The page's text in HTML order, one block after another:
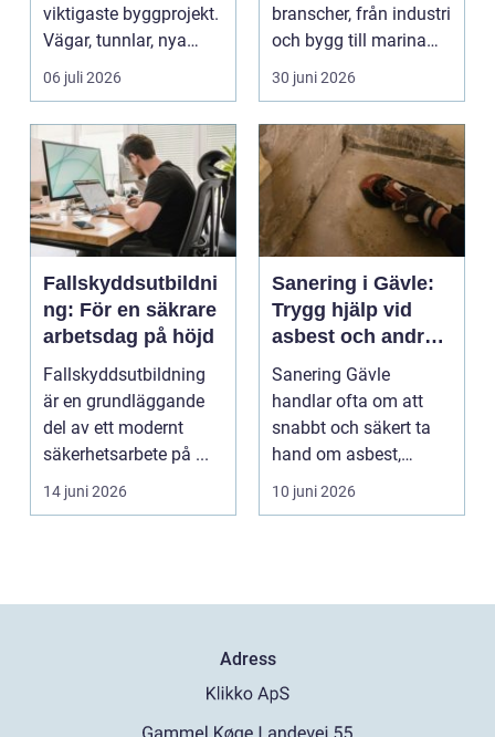
viktigaste byggprojekt.
Vägar, tunnlar, nya
bostadsområden och
06 juli 2026
branscher, från industri
och bygg till marina
miljöer oc...
30 juni 2026
Fallskyddsutbildni
ng: För en säkrare
arbetsdag på höjd
Fallskyddsutbildning
är en grundläggande
del av ett modernt
säkerhetsarbete på ...
14 juni 2026
Sanering i Gävle:
Trygg hjälp vid
asbest och andra
skador
Sanering Gävle
handlar ofta om att
snabbt och säkert ta
hand om asbest,
mögel, brand-...
10 juni 2026
Adress